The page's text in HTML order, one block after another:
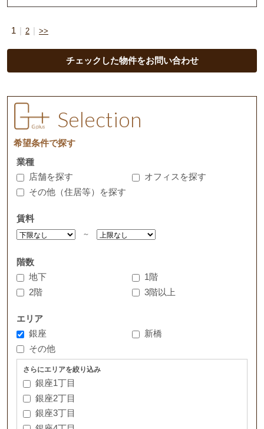
1 2 >>
チェックした物件をお問い合わせ
Selection
希望条件で探す
業種
店舗を探す
オフィスを探す
その他（住居等）を探す
賃料
～
階数
地下
1階
2階
3階以上
エリア
銀座
新橋
その他
さらにエリアを絞り込み
銀座1丁目
銀座2丁目
銀座3丁目